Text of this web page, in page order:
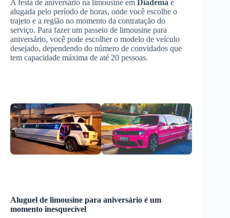
A festa de aniversário na limousine em Diadema é
alugada pelo período de horas, onde você escolhe o
trajeto e a região no momento da contratação do
serviço. Para fazer um passeio de limousine para
aniversário, você pode escolher o modelo de veículo
desejado, dependendo do número de convidados que
tem capacidade máxima de até 20 pessoas.
Aluguel de limousine para aniversário é um
momento inesquecível